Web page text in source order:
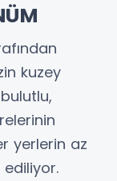
kuzey
yerlerin az